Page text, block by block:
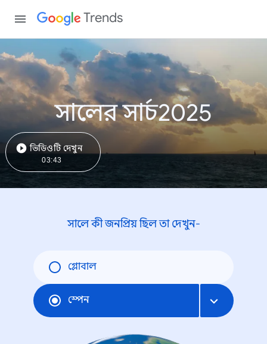
Trends
সালের সার্চ2025
ভিডিওটি দেখুন
03:43
সালে কী জনপ্রিয় ছিল তা দেখুন-
গ্লোবাল
স্পেন